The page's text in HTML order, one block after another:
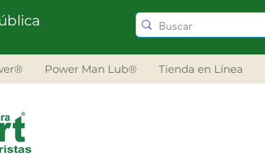
Power Man Lub® Tienda en Línea